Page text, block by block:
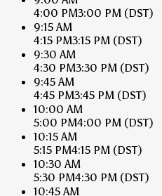
4:00 PM3:00 PM (DST)
9:15 AM
4:15 PM3:15 PM (DST)
9:30 AM
4:30 PM3:30 PM (DST)
9:45 AM
4:45 PM3:45 PM (DST)
10:00 AM
5:00 PM4:00 PM (DST)
10:15 AM
5:15 PM4:15 PM (DST)
10:30 AM
5:30 PM4:30 PM (DST)
10:45 AM